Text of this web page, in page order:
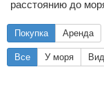
расстоянию до
Покупка Аренда
Все У моря